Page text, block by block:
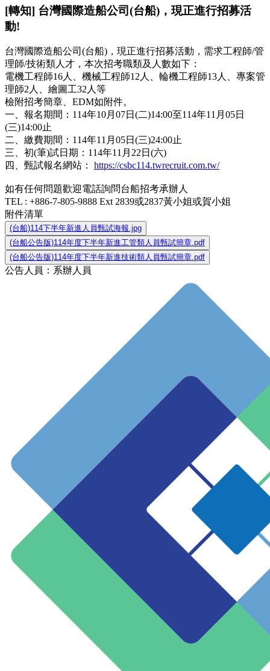
[轉知] 台灣國際造船公司(台船)，現正進行招募活
動!
台灣國際造船公司(台船)，現正進行招募活動，需求工程師/管
理師/技術類人才，本次招考職類及人數如下：
電機工程師16人、機械工程師12人、輪機工程師13人、專案管
理師2人、繪圖工32人等
檢附招考簡章、EDM如附件。
一、報名期間：114年10月07日(二)14:00至114年11月05日
(三)14:00止
二、繳費期間：114年11月05日(三)24:00止
三、初(筆)試日期：114年11月22日(六)
四、甄試報名網站： https://csbc114.twrecruit.com.tw/
如有任何問題歡迎電話詢問台船招考承辦人
TEL : +886-7-805-9888 Ext 2839或2837黃小姐或賀小姐
附件清單
(台船)114下半年新進人員甄試海報.jpg
(台船公告版)114年度下半年新進工管類人員甄試簡章.pdf
(台船公告版)114年度下半年新進技術類人員甄試簡章.pdf
公告人員：系辦人員